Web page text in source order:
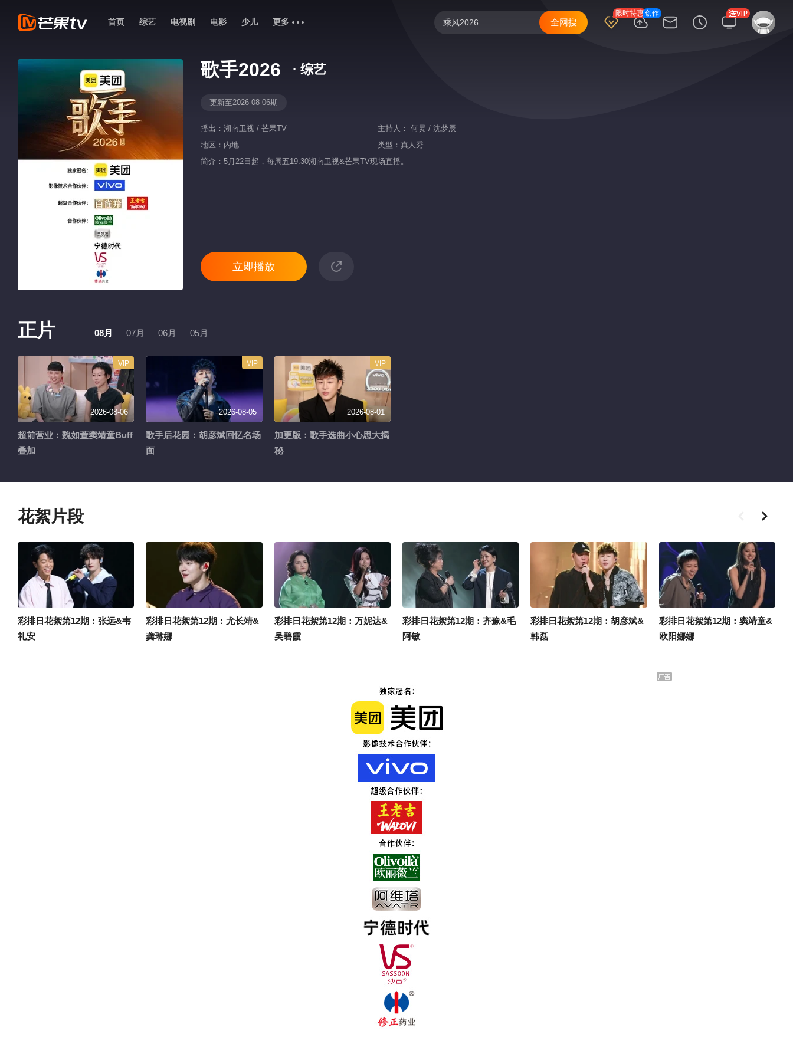
限时特惠创作
乘风2026 全网搜
首页 综艺 电视剧 电影 少儿 更多
歌手2026 · 综艺
更新至2026-08-06期
播出： 湖南卫视 / 芒果TV 主持人： 何炅 / 沈梦辰
地区： 内地 类型： 真人秀
简介：5月22日起，每周五19:30湖南卫视&芒果TV现场直播。
立即播放
正片 08月 07月 06月 05月
VIP
2026-08-06
超前营业：魏如萱窦靖童Buff
叠加
VIP
2026-08-05
歌手后花园：胡彦斌回忆名场
面
VIP
2026-08-01
加更版：歌手选曲小心思大揭
秘
花絮片段
彩排日花絮第12期：张远&韦
礼安
彩排日花絮第12期：尤长靖&
龚琳娜
彩排日花絮第12期：万妮达&
吴碧霞
彩排日花絮第12期：齐豫&毛
阿敏
彩排日花絮第12期：胡彦斌&
韩磊
彩排日花絮第12期：窦靖童&
欧阳娜娜